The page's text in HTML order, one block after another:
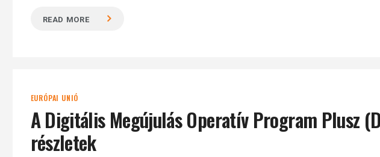
READ MORE
EURÓPAI UNIÓ
A Digitális Megújulás Operatív Program Plusz
részletek